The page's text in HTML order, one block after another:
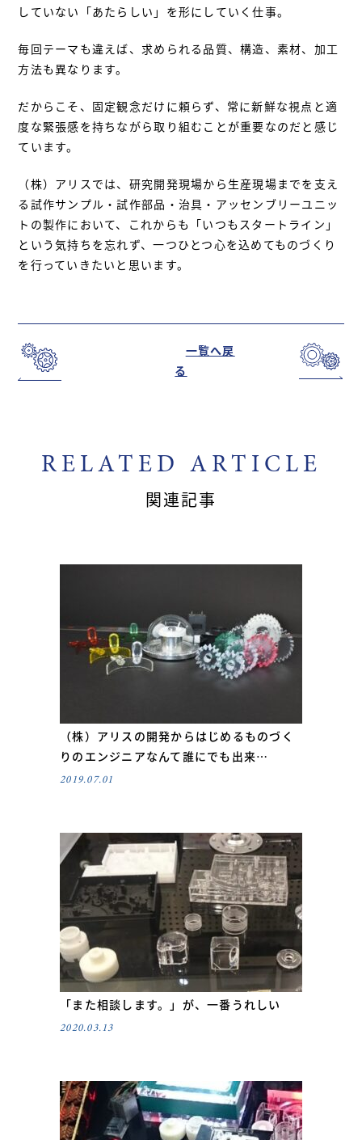
していない「あたらしい」を形にしていく仕事。
毎回テーマも違えば、求められる品質、構造、素材、加工
方法も異なります。
だからこそ、固定観念だけに頼らず、常に新鮮な視点と適
度な緊張感を持ちながら取り組むことが重要なのだと感じ
ています。
（株）アリスでは、研究開発現場から生産現場までを支え
る試作サンプル・試作部品・治具・アッセンブリーユニッ
トの製作において、これからも「いつもスタートライン」
という気持ちを忘れず、一つひとつ心を込めてものづくり
を行っていきたいと思います。
一覧へ戻
る
RELATED ARTICLE
関連記事
（株）アリスの開発からはじめるものづく
りのエンジニアなんて誰にでも出来…
2019.07.01
「また相談します。」が、一番うれしい
2020.03.13